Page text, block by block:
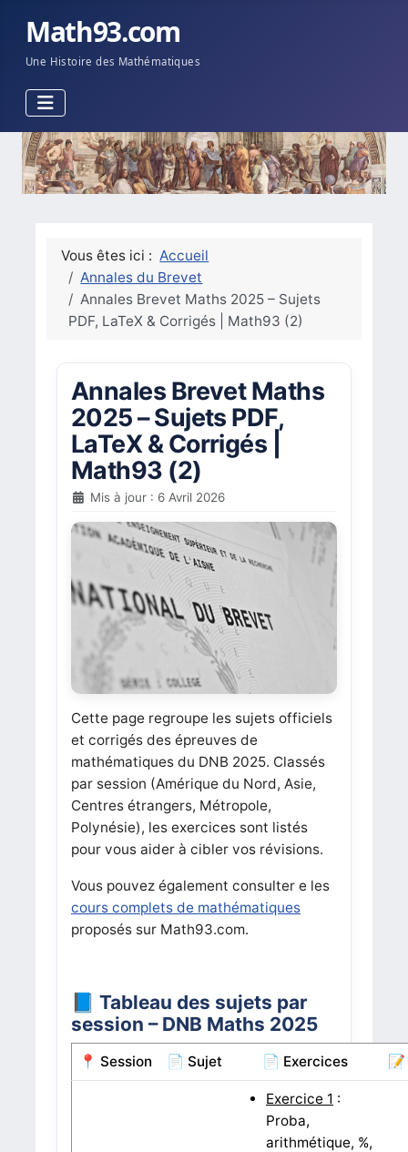
Math93.com
Une Histoire des Mathématiques
Vous êtes ici : Accueil
Annales du Brevet
Annales Brevet Maths 2025 – Sujets
PDF, LaTeX & Corrigés | Math93 (2)
Annales Brevet Maths
2025 – Sujets PDF,
LaTeX & Corrigés |
Math93 (2)
Mis à jour : 6 Avril 2026
Cette page regroupe les sujets officiels
et corrigés des épreuves de
mathématiques du DNB 2025. Classés
par session (Amérique du Nord, Asie,
Centres étrangers, Métropole,
Polynésie), les exercices sont listés
pour vous aider à cibler vos révisions.
Vous pouvez également consulter e les
cours complets de mathématiques
proposés sur Math93.com.
📘 Tableau des sujets par
session – DNB Maths 2025
📍 Session 📄 Sujet 📄 Exercices
Exercice 1 :
Proba,
arithmétique, %,